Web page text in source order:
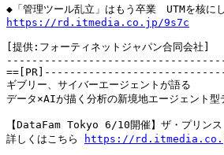
https://rd.itmedia.co.jp/9s7c
[提供:フォーティネットジャパン合同会社]
ギブリー、サイバーエージェントが語る
データ×AIが描く分析の新境地エージェント
【DataFam Tokyo 6/10開催】ザ・プリン
詳しくはこちら
https://